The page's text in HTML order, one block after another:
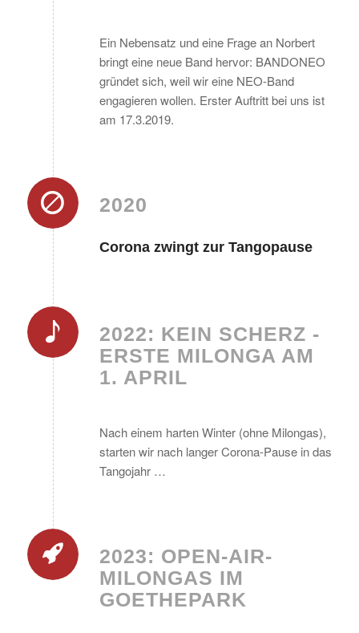
Ein Nebensatz und eine Frage an Norbert
bringt eine neue Band hervor: BANDONEO
gründet sich, weil wir eine NEO-Band
engagieren wollen. Erster Auftritt bei uns ist
am 17.3.2019.
2020
Corona zwingt zur Tangopause
2022: KEIN SCHERZ -
ERSTE MILONGA AM
1. APRIL
Nach einem harten Winter (ohne Milongas),
starten wir nach langer Corona-Pause in das
Tangojahr …
2023: OPEN-AIR-
MILONGAS IM
GOETHEPARK